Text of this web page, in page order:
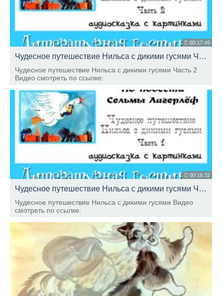
00:17:49
Чудесное путешествие Нильса с дикими гусями Часть 2
Чудесное путешествие Нильса с дикими гусями Часть 2
Видео смотреть по ссылке:
00:16:32
Чудесное путешествие Нильса с дикими гусями Часть 1
Чудесное путешествие Нильса с дикими гусями Видео
смотреть по ссылке: